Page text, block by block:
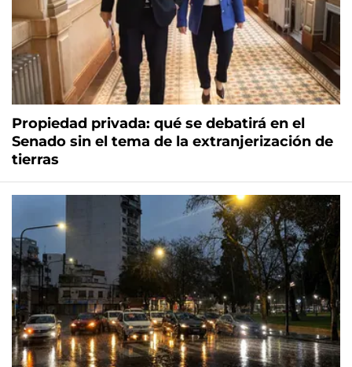
Propiedad privada: qué se debatirá en el
Senado sin el tema de la extranjerización de
tierras